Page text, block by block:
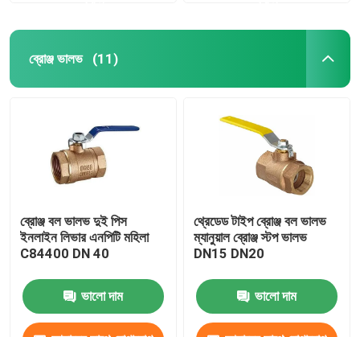
ব্রোঞ্জ ভালভ (11)
ব্রোঞ্জ বল ভালভ দুই পিস
ইনলাইন লিভার এনপিটি মহিলা
C84400 DN 40
ভালো দাম
থ্রেডেড টাইপ ব্রোঞ্জ বল ভালভ
ম্যানুয়াল ব্রোঞ্জ স্টপ ভালভ
DN15 DN20
ভালো দাম